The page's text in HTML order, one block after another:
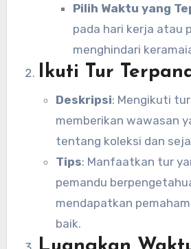
Pilih Waktu yang
pada hari kerja atau
menghindari
Ikuti Tur
Deskripsi: Mengikuti
memberikan wawasan
tentang koleksi dan
Tips: Manfaatkan tur
pemandu
mendapatkan
baik.